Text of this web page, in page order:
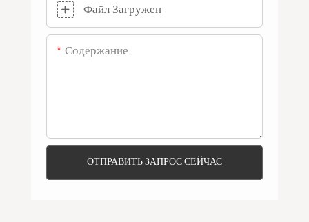
Файл Загружен
Содержание
ОТПРАВИТЬ ЗАПРОС СЕЙЧАС